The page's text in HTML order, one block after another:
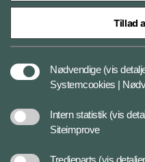
Styrelser og
Tillad
Nødvendige (vis
Systemcookies |
Intern statistik (vis
Siteimprove
Tredjeparts (vis